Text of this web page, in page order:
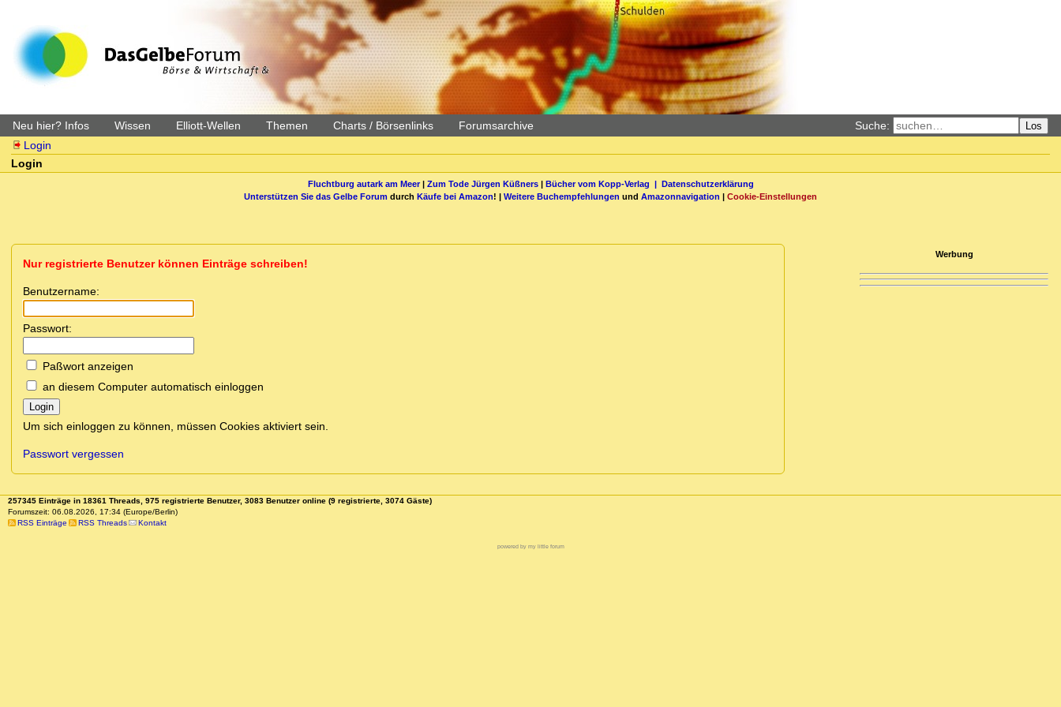
Neu hier? Infos Wissen Elliott-Wellen Themen Charts / Börsenlinks Forumsarchive Suche: Los
Login
Login
Fluchtburg autark am Meer| Zum Tode Jürgen Küßners| Bücher vom Kopp-Verlag | Datenschutzerklärung
Unterstützen Sie das Gelbe Forum durch Käufe bei Amazon! | Weitere Buchempfehlungen und Amazonnavigation | Cookie-Einstellungen
Nur registrierte Benutzer können Einträge schreiben!
Benutzername:
Passwort:
Paßwort anzeigen
an diesem Computer automatisch einloggen
Login
Um sich einloggen zu können, müssen Cookies aktiviert sein.
Passwort vergessen
Werbung
257345 Einträge in 18361 Threads, 975 registrierte Benutzer, 3083 Benutzer online (9 registrierte, 3074 Gäste)
Forumszeit: 06.08.2026, 17:34 (Europe/Berlin)
RSS Einträge
RSS Threads Kontakt
powered by my little forum